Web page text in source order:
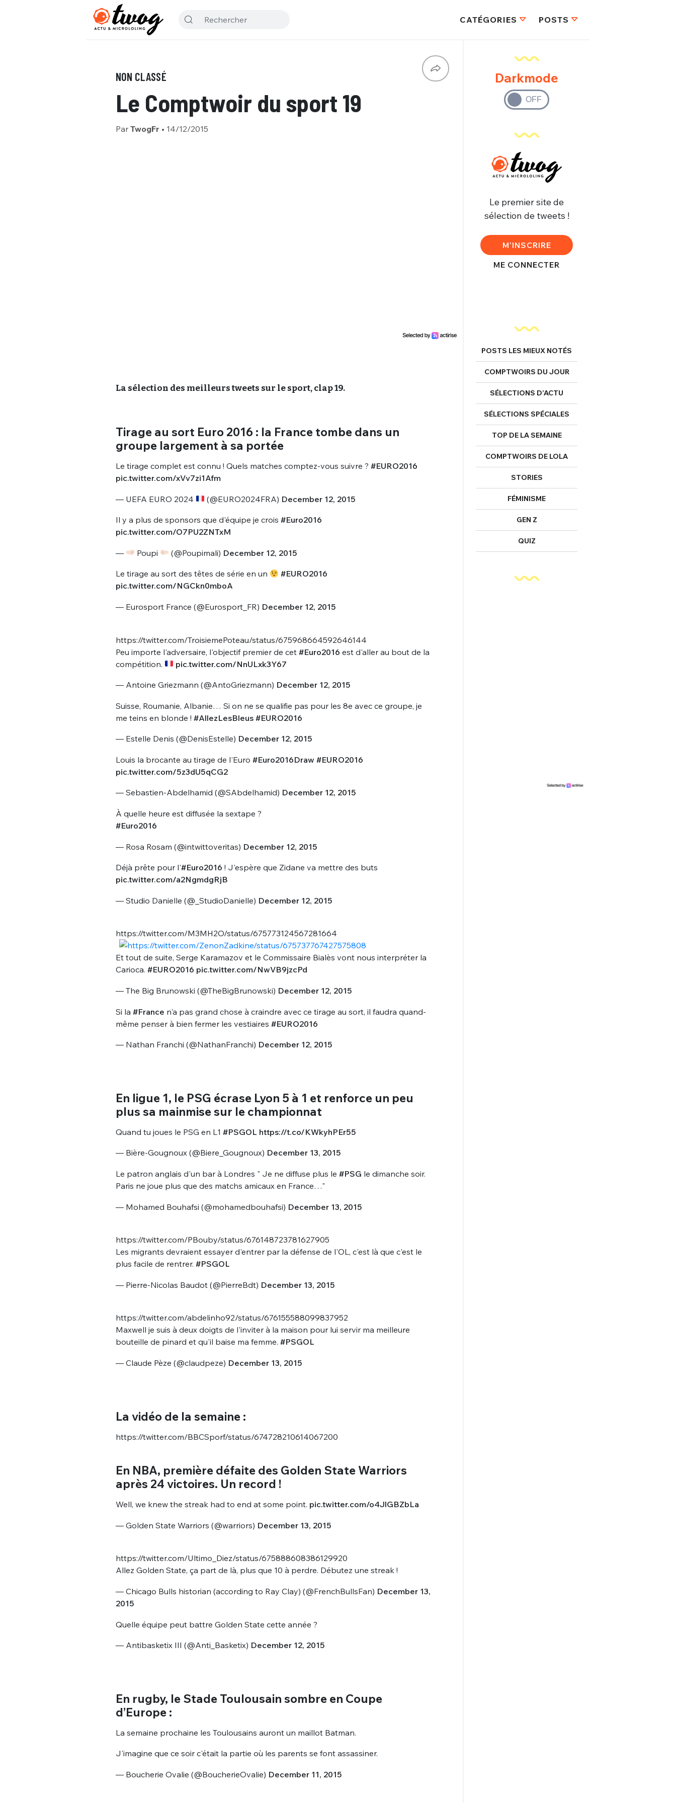
CATÉGORIES POSTS
NON CLASSÉ
Le Comptwoir du sport 19
Par TwogFr • 14/12/2015
La sélection des meilleurs tweets sur le sport, clap 19.
Tirage au sort Euro 2016 : la France tombe dans un
groupe largement à sa portée
Le tirage complet est connu ! Quels matches comptez-vous suivre ? #EURO2016
pic.twitter.com/xVv7zi1Afm
— UEFA EURO 2024 (@EURO2024FRA) December 12, 2015
Il y a plus de sponsors que d'équipe je crois #Euro2016
pic.twitter.com/O7PU2ZNTxM
— Poupi (@Poupimali) December 12, 2015
Le tirage au sort des têtes de série en un
#EURO2016
pic.twitter.com/NGCkn0mboA
— Eurosport France (@Eurosport_FR) December 12, 2015
https://twitter.com/TroisiemePoteau/status/675968664592646144
Peu importe l'adversaire, l'objectif premier de cet #Euro2016 est d'aller au bout de la
compétition.
pic.twitter.com/NnULxk3Y67
— Antoine Griezmann (@AntoGriezmann) December 12, 2015
Suisse, Roumanie, Albanie… Si on ne se qualifie pas pour les 8e avec ce groupe, je
me teins en blonde ! #AllezLesBleus #EURO2016
— Estelle Denis (@DenisEstelle) December 12, 2015
Louis la brocante au tirage de l'Euro #Euro2016Draw #EURO2016
pic.twitter.com/5z3dU5qCG2
— Sebastien-Abdelhamid (@SAbdelhamid) December 12, 2015
À quelle heure est diffusée la sextape ?
#Euro2016
— Rosa Rosam (@intwittoveritas) December 12, 2015
Déjà prête pour l'#Euro2016 ! J'espère que Zidane va mettre des buts
pic.twitter.com/a2NgmdgRjB
— Studio Danielle (@_StudioDanielle) December 12, 2015
https://twitter.com/M3MH2O/status/675773124567281664
Et tout de suite, Serge Karamazov et le Commissaire Bialès vont nous interpréter la
Carioca. #EURO2016 pic.twitter.com/NwVB9jzcPd
— The Big Brunowski (@TheBigBrunowski) December 12, 2015
Si la #France n'a pas grand chose à craindre avec ce tirage au sort, il faudra quand-
même penser à bien fermer les vestiaires #EURO2016
— Nathan Franchi (@NathanFranchi) December 12, 2015
En ligue 1, le PSG écrase Lyon 5 à 1 et renforce un peu
plus sa mainmise sur le championnat
Quand tu joues le PSG en L1 #PSGOL https://t.co/KWkyhPEr55
— Bière-Gougnoux (@Biere_Gougnoux) December 13, 2015
Le patron anglais d'un bar à Londres " Je ne diffuse plus le #PSG le dimanche soir.
Paris ne joue plus que des matchs amicaux en France…"
— Mohamed Bouhafsi (@mohamedbouhafsi) December 13, 2015
https://twitter.com/PBouby/status/676148723781627905
Les migrants devraient essayer d'entrer par la défense de l'OL, c'est là que c'est le
plus facile de rentrer. #PSGOL
— Pierre-Nicolas Baudot (@PierreBdt) December 13, 2015
https://twitter.com/abdelinho92/status/676155588099837952
Maxwell je suis à deux doigts de l'inviter à la maison pour lui servir ma meilleure
bouteille de pinard et qu'il baise ma femme. #PSGOL
— Claude Pèze (@claudpeze) December 13, 2015
La vidéo de la semaine :
https://twitter.com/BBCSporf/status/674728210614067200
En NBA, première défaite des Golden State Warriors
après 24 victoires. Un record !
Well, we knew the streak had to end at some point. pic.twitter.com/o4JlGBZbLa
— Golden State Warriors (@warriors) December 13, 2015
https://twitter.com/Ultimo_Diez/status/675888608386129920
Allez Golden State, ça part de là, plus que 10 à perdre. Débutez une streak !
— Chicago Bulls historian (according to Ray Clay) (@FrenchBullsFan) December 13,
2015
Quelle équipe peut battre Golden State cette année ?
— Antibasketix III (@Anti_Basketix) December 12, 2015
En rugby, le Stade Toulousain sombre en Coupe
d’Europe :
La semaine prochaine les Toulousains auront un maillot Batman.
J'imagine que ce soir c'était la partie où les parents se font assassiner.
— Boucherie Ovalie (@BoucherieOvalie) December 11, 2015
Darkmode
Le premier site de
sélection de tweets !
M'INSCRIRE
ME CONNECTER
POSTS LES MIEUX NOTÉS
COMPTWOIRS DU JOUR
SÉLECTIONS D’ACTU
SÉLECTIONS SPÉCIALES
TOP DE LA SEMAINE
COMPTWOIRS DE LOLA
STORIES
FÉMINISME
GEN Z
QUIZ
Bienvenue !
EMAIL*
PASSWORD*
JE M'INSCRIS
Connexion
MOT DE PASSE
Quelques
tweets
Ma propre
sélection